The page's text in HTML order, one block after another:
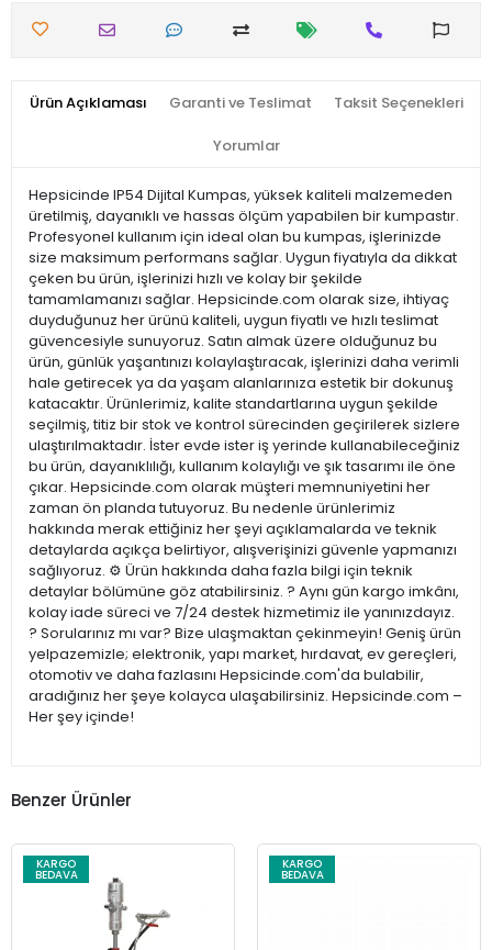
Ürün Açıklaması Garanti ve Teslimat Taksit Seçenekleri
Yorumlar
Hepsicinde IP54 Dijital Kumpas, yüksek kaliteli malzemeden
üretilmiş, dayanıklı ve hassas ölçüm yapabilen bir kumpastır.
Profesyonel kullanım için ideal olan bu kumpas, işlerinizde
size maksimum performans sağlar. Uygun fiyatıyla da dikkat
çeken bu ürün, işlerinizi hızlı ve kolay bir şekilde
tamamlamanızı sağlar. Hepsicinde.com olarak size, ihtiyaç
duyduğunuz her ürünü kaliteli, uygun fiyatlı ve hızlı teslimat
güvencesiyle sunuyoruz. Satın almak üzere olduğunuz bu
ürün, günlük yaşantınızı kolaylaştıracak, işlerinizi daha verimli
hale getirecek ya da yaşam alanlarınıza estetik bir dokunuş
katacaktır. Ürünlerimiz, kalite standartlarına uygun şekilde
seçilmiş, titiz bir stok ve kontrol sürecinden geçirilerek sizlere
ulaştırılmaktadır. İster evde ister iş yerinde kullanabileceğiniz
bu ürün, dayanıklılığı, kullanım kolaylığı ve şık tasarımı ile öne
çıkar. Hepsicinde.com olarak müşteri memnuniyetini her
zaman ön planda tutuyoruz. Bu nedenle ürünlerimiz
hakkında merak ettiğiniz her şeyi açıklamalarda ve teknik
detaylarda açıkça belirtiyor, alışverişinizi güvenle yapmanızı
sağlıyoruz. ⚙️ Ürün hakkında daha fazla bilgi için teknik
detaylar bölümüne göz atabilirsiniz. ? Aynı gün kargo imkânı,
kolay iade süreci ve 7/24 destek hizmetimiz ile yanınızdayız.
? Sorularınız mı var? Bize ulaşmaktan çekinmeyin! Geniş ürün
yelpazemizle; elektronik, yapı market, hırdavat, ev gereçleri,
otomotiv ve daha fazlasını Hepsicinde.com'da bulabilir,
aradığınız her şeye kolayca ulaşabilirsiniz. Hepsicinde.com –
Her şey içinde!
Benzer Ürünler
KARGO
BEDAVA
KARGO
BEDAVA